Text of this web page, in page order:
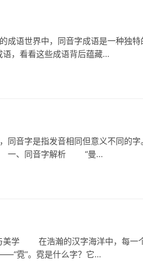
界中，同音字成语是一种独特
语，看看这些成语背后蕴藏…
是指发音相同但意义不同的字。
一、同音字解析 “曼…
学 在浩瀚的汉字海洋中，每一个
霓”。霓是什么字？它…